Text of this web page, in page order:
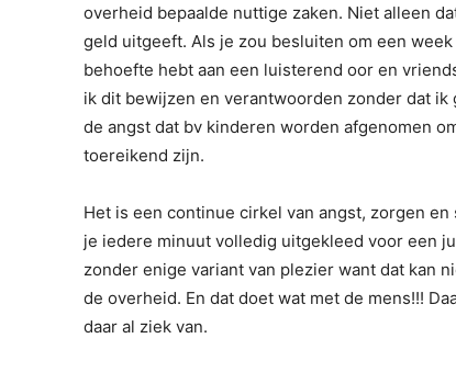
overheid bepaalde nuttige zaken. Niet alleen
geld uitgeeft. Als je zou besluiten om een
behoefte hebt aan een luisterend oor en
ik dit bewijzen en verantwoorden zonder dat
de angst dat bv kinderen worden afgenomen
toereikend zijn.
Het is een continue cirkel van angst, zorgen
je iedere minuut volledig uitgekleed voor een
zonder enige variant van plezier want dat kan
de overheid. En dat doet wat met de mens!!!
daar al ziek van.